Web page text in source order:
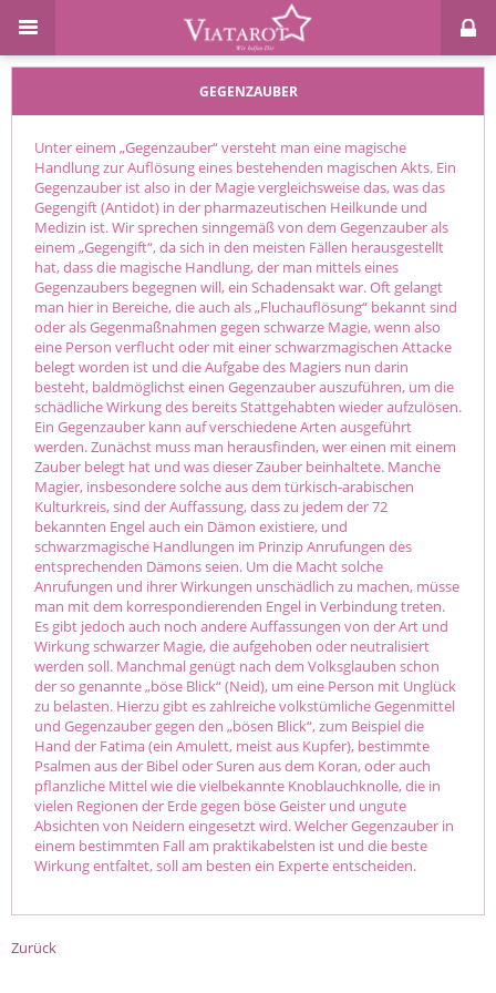
GEGENZAUBER
Unter einem „Gegenzauber“ versteht man eine magische
Handlung zur Auflösung eines bestehenden magischen Akts. Ein
Gegenzauber ist also in der Magie vergleichsweise das, was das
Gegengift (Antidot) in der pharmazeutischen Heilkunde und
Medizin ist. Wir sprechen sinngemäß von dem Gegenzauber als
einem „Gegengift“, da sich in den meisten Fällen herausgestellt
hat, dass die magische Handlung, der man mittels eines
Gegenzaubers begegnen will, ein Schadensakt war. Oft gelangt
man hier in Bereiche, die auch als „Fluchauflösung“ bekannt sind
oder als Gegenmaßnahmen gegen schwarze Magie, wenn also
eine Person verflucht oder mit einer schwarzmagischen Attacke
belegt worden ist und die Aufgabe des Magiers nun darin
besteht, baldmöglichst einen Gegenzauber auszuführen, um die
schädliche Wirkung des bereits Stattgehabten wieder aufzulösen.
Ein Gegenzauber kann auf verschiedene Arten ausgeführt
werden. Zunächst muss man herausfinden, wer einen mit einem
Zauber belegt hat und was dieser Zauber beinhaltete. Manche
Magier, insbesondere solche aus dem türkisch-arabischen
Kulturkreis, sind der Auffassung, dass zu jedem der 72
bekannten Engel auch ein Dämon existiere, und
schwarzmagische Handlungen im Prinzip Anrufungen des
entsprechenden Dämons seien. Um die Macht solche
Anrufungen und ihrer Wirkungen unschädlich zu machen, müsse
man mit dem korrespondierenden Engel in Verbindung treten.
Es gibt jedoch auch noch andere Auffassungen von der Art und
Wirkung schwarzer Magie, die aufgehoben oder neutralisiert
werden soll. Manchmal genügt nach dem Volksglauben schon
der so genannte „böse Blick“ (Neid), um eine Person mit Unglück
zu belasten. Hierzu gibt es zahlreiche volkstümliche Gegenmittel
und Gegenzauber gegen den „bösen Blick“, zum Beispiel die
Hand der Fatima (ein Amulett, meist aus Kupfer), bestimmte
Psalmen aus der Bibel oder Suren aus dem Koran, oder auch
pflanzliche Mittel wie die vielbekannte Knoblauchknolle, die in
vielen Regionen der Erde gegen böse Geister und ungute
Absichten von Neidern eingesetzt wird. Welcher Gegenzauber in
einem bestimmten Fall am praktikabelsten ist und die beste
Wirkung entfaltet, soll am besten ein Experte entscheiden.
Zurück